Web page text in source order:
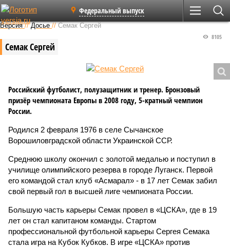
Федеральный выпуск
Версия //Досье //Семак Сергей
Семак Сергей
8105
Российский футболист, полузащитник и тренер. Бронзовый
призёр чемпионата Европы в 2008 году, 5-кратный чемпион
России.
Родился 2 февраля 1976 в селе Сычанское
Ворошиловградской области Украинской ССР.
Среднюю школу окончил с золотой медалью и поступил в
училище олимпийского резерва в городе Луганск. Первой
его командой стал клуб «Асмарал» - в 17 лет Семак забил
свой первый гол в высшей лиге чемпионата России.
Большую часть карьеры Семак провел в «ЦСКА», где в 19
лет он стал капитаном команды. Стартом
профессиональной футбольной карьеры Сергея Семака
стала игра на Кубок Кубков. В игре «ЦСКА» против